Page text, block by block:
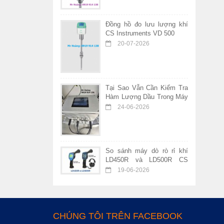
Đồng hồ đo lưu lượng khí
CS Instruments VD 500
20-07-2026
Tại Sao Vẫn Cần Kiểm Tra
Hàm Lượng Dầu Trong Máy
Nén Khí Không Dầu?
24-06-2026
So sánh máy dò rò rỉ khí
LD450R và LD500R CS
Instruments – Nên chọn
19-06-2026
CHÚNG TÔI TRÊN FACEBOOK